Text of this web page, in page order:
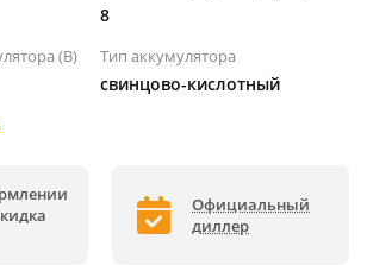
8
(В) Тип аккумулятора
свинцово-кислотный
Официальный
диллер